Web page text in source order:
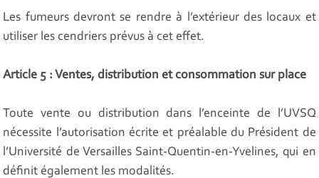
Les fumeurs devront se rendre à l’extérieur des locaux et
utiliser les cendriers prévus à cet effet.
Article 5 : Ventes, distribution et consommation sur place
Toute vente ou distribution dans l’enceinte de l’UVSQ
nécessite l’autorisation écrite et préalable du Président de
l’Université de Versailles Saint-Quentin-en-Yvelines, qui en
définit également les modalités.